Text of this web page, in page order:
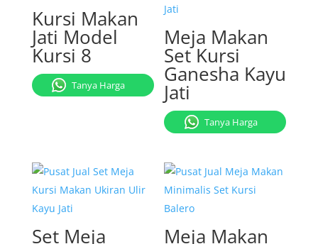
Kursi Makan
Jati Model
Kursi 8
Tanya Harga
Meja Makan
Set Kursi
Ganesha Kayu
Jati
Tanya Harga
Set Meja Meja Makan